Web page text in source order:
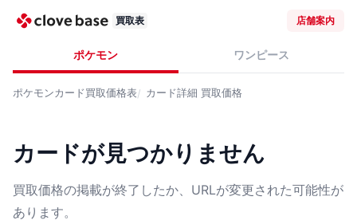
買取表 店舗案内
ポケモン ワンピース
ポケモンカード買取価格表 カード詳細 買取価格
カードが見つかりません
買取価格の掲載が終了したか、URLが変更された可能性が
あります。